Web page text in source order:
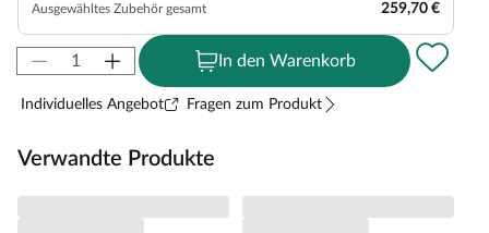
Ausgewähltes Zubehör gesamt 259,70 €
In den Warenkorb
Individuelles Angebot Fragen zum Produkt
Verwandte Produkte